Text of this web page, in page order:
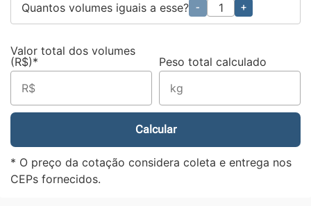
Quantos volumes iguais a esse? - +
Valor total dos volumes
(R$)*
Peso total calculado
Calcular
* O preço da cotação considera coleta e entrega nos
CEPs fornecidos.